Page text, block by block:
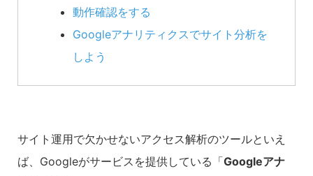
動作確認をする
Googleアナリティクスでサイト分析を
しよう
サイト運用で欠かせないアクセス解析のツールといえ
ば、Googleがサービスを提供している「Googleアナ